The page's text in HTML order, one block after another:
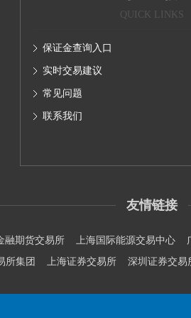
QUICK LINKS
保证金查询入口
实时交易建议
常见问题
联系我们
友情链接
融期货交易所 上海国际能源交易中心
所集团 上海证券交易所 深圳证券交易